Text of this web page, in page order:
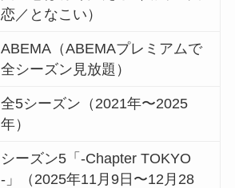
恋／となこい）
ABEMA（ABEMAプレミアムで
全シーズン見放題）
全5シーズン（2021年〜2025
年）
シーズン5「-Chapter TOKYO
-」（2025年11月9日〜12月28